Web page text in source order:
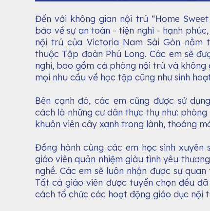
Đến với không gian nội trú “Home
bảo về sự an toàn - tiện nghi - hạnh
nội trú của Victoria Nam Sài Gòn nằm
thuộc Tập đoàn Phú Long. Các em sẽ
nghi, bao gồm cả phòng nội trú và
mọi nhu cầu về học tập cũng như sinh
Bên cạnh đó, các em cũng được sử
cách là những cư dân thực thụ như:
khuôn viên cây xanh trong lành, thoáng
Đồng hành cùng các em học sinh
giáo viên quản nhiệm giàu tình yêu
nghề. Các em sẽ luôn nhận được sự
Tất cả giáo viên được tuyển chọn đều
cách tổ chức các hoạt động giáo dục nội